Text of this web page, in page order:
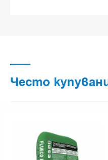
Често